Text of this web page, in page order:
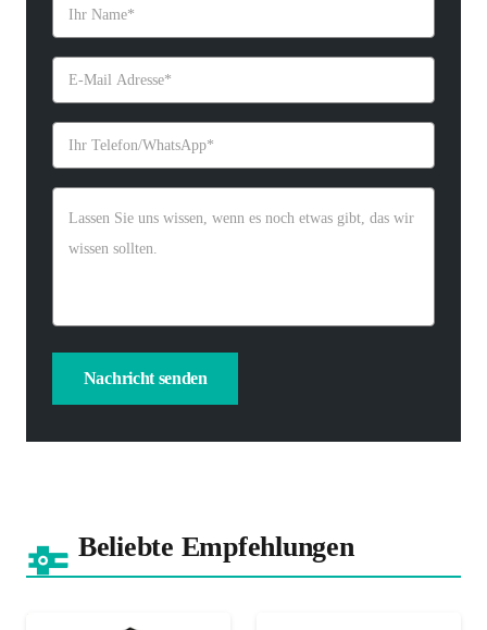
Beliebte Empfehlungen